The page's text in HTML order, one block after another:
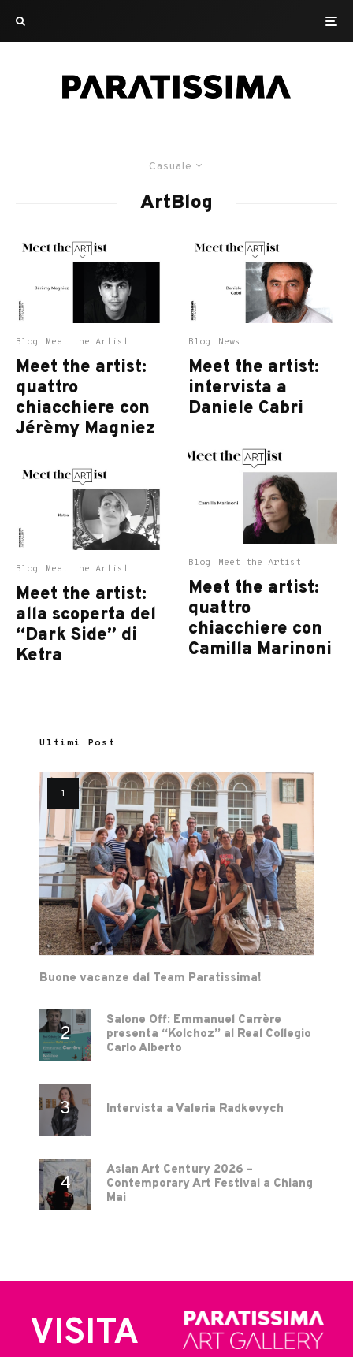
Casuale
ArtBlog
Blog Meet the Artist
Meet the artist:
quattro
chiacchiere con
Jérèmy Magniez
Blog Meet the Artist
Meet the artist:
alla scoperta del
“Dark Side” di
Ketra
Blog News
Meet the artist:
intervista a
Daniele Cabri
Blog Meet the Artist
Meet the artist:
quattro
chiacchiere con
Camilla Marinoni
Ultimi Post
Buone vacanze dal Team Paratissima!
Salone Off: Emmanuel Carrère
presenta “Kolchoz” al Real Collegio
Carlo Alberto
Intervista a Valeria Radkevych
Asian Art Century 2026 –
Contemporary Art Festival a Chiang
Mai
VISITA